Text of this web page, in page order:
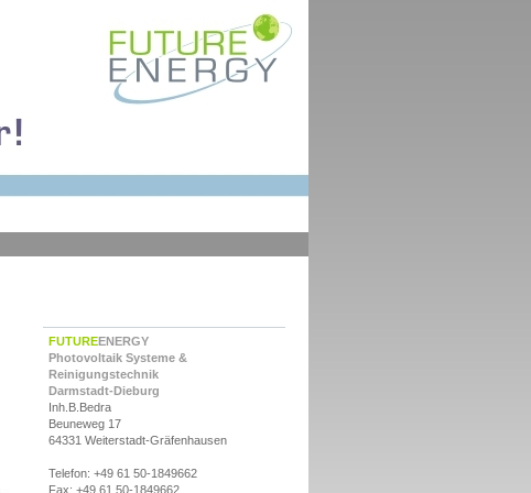
FUTUREENERGY
Photovoltaik Systeme &
Reinigungstechnik
Darmstadt-Dieburg
Inh.B.Bedra
Beuneweg 17
64331 Weiterstadt-Gräfenhausen
Telefon: +49 61 50-1849662
Fax: +49 61 50-1849662